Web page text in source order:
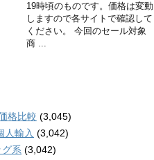
19時頃のものです。価格は変動
しますので各サイトで確認して
ください。 今回のセール対象
商 ...
格比較 (3,045)
人輸入 (3,042)
系 (3,042)